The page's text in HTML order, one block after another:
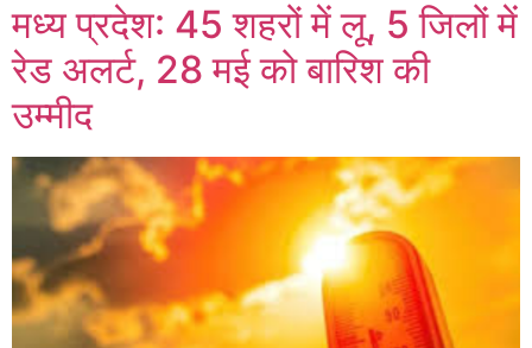
मध्य प्रदेश: 45 शहरों में लू, 5 जिलों में
रेड अलर्ट, 28 मई को बारिश की
उम्मीद